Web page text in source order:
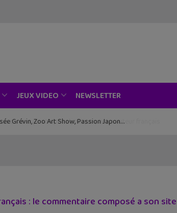
JEUX VIDEO NEWSLETTER
Grévin, Zoo Art Show, Passion Japon…
: le commentaire composé a son